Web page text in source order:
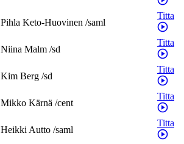
Pihla Keto-Huovinen /saml
Titta
Niina Malm /sd
Titta
Kim Berg /sd
Titta
Mikko Kärnä /cent
Titta
HeikkiAutto /saml
Titta